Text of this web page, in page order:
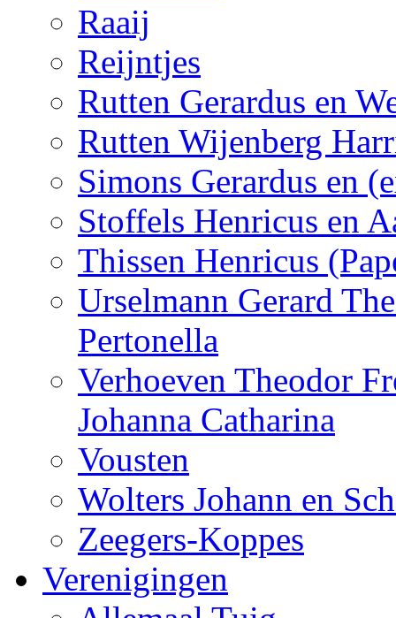
Raaij
Reijntjes
Rutten Gerardus en
Rutten Wijenberg
Simons Gerardus en
Stoffels Henricus en
Thissen Henricus
Urselmann Gerard
Pertonella
Verhoeven Theodor
Johanna Catharina
Vousten
Wolters Johann en
Zeegers-Koppes
Verenigingen